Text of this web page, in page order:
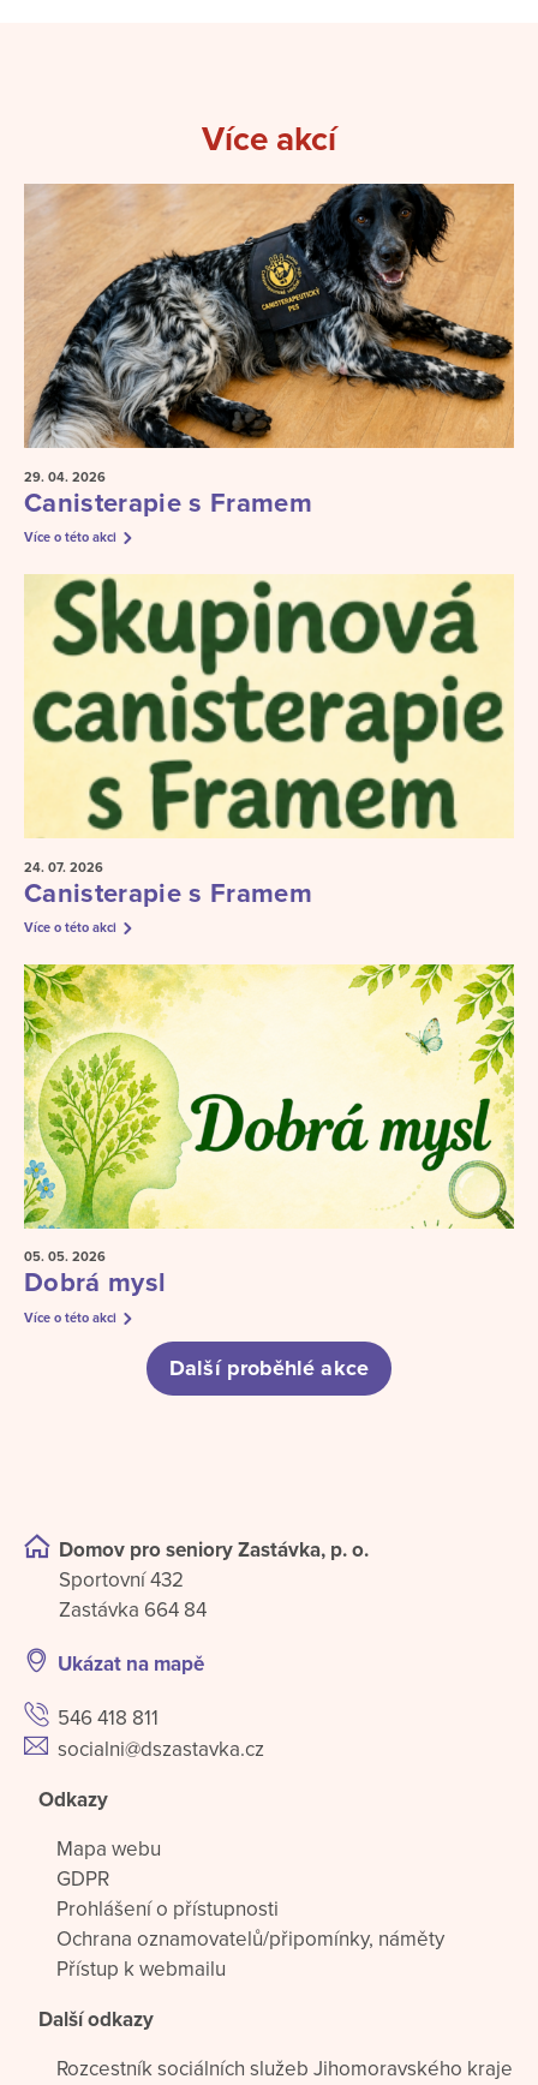
Více akcí
29. 04. 2026
Canisterapie s Framem
Více o této akci
24. 07. 2026
Canisterapie s Framem
Více o této akci
05. 05. 2026
Dobrá mysl
Více o této akci
Další proběhlé akce
Domov pro seniory Zastávka, p. o.
Sportovní 432
Zastávka 664 84
Ukázat na mapě
546 418 811
socialni@dszastavka.cz
Odkazy
Mapa webu
GDPR
Prohlášení o přístupnosti
Ochrana oznamovatelů/připomínky, náměty
Přístup k webmailu
Další odkazy
Rozcestník sociálních služeb Jihomoravského kraje